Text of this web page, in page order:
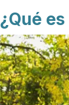
¿Qué es